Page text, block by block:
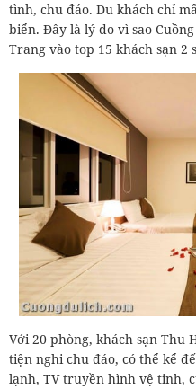
tình, chu đáo. Du khách chỉ
biển. Đây là lý do vì sao
Trang vào top 15 khách sạn 2
Với 20 phòng, khách sạn Thu
tiện nghi chu đáo, có thể kể
lạnh, TV truyền hình vệ tinh,